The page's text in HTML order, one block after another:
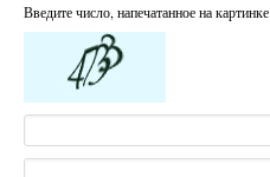
Введите число, напечатанное на картинке